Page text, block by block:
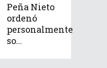
Peña Nieto
ordenó
personalmente
so...